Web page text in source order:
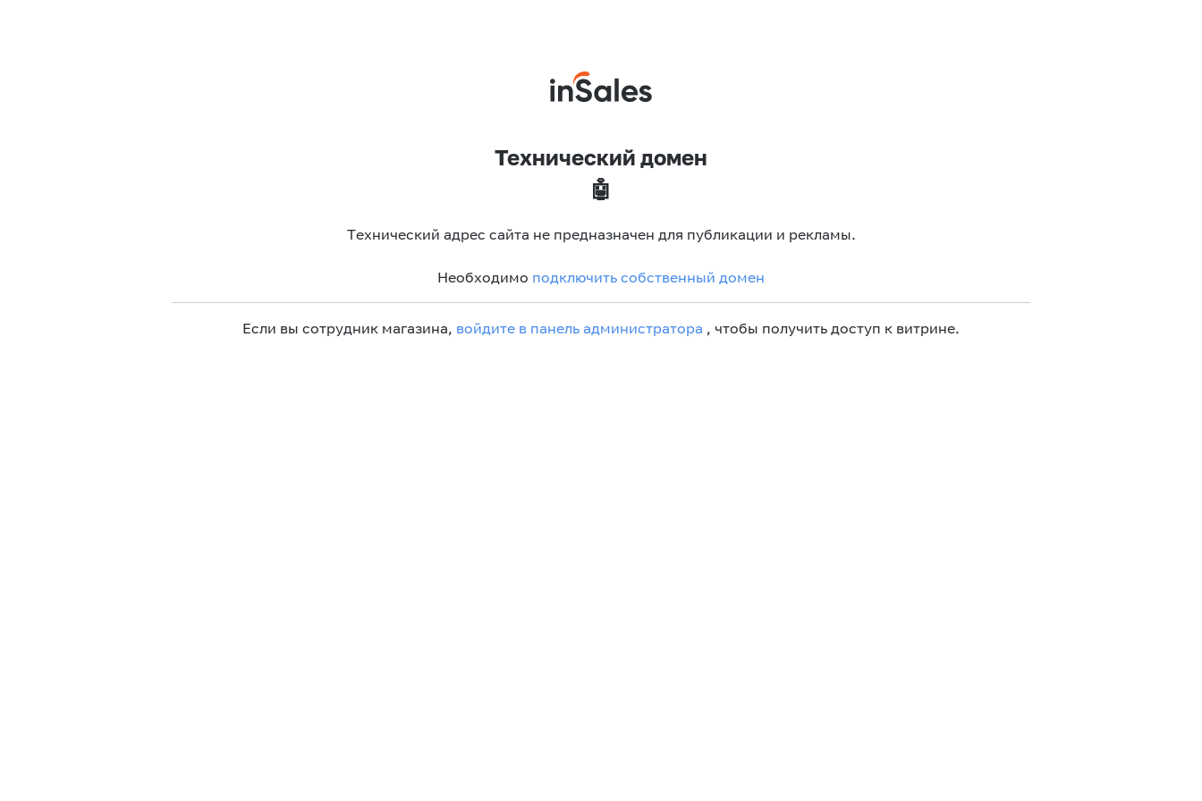
Технический домен
🤖
Технический адрес сайта не предназначен для публикации и рекламы.
Необходимо подключить собственный домен
Если вы сотрудник магазина, войдите в панель администратора , чтобы получить доступ к витрине.